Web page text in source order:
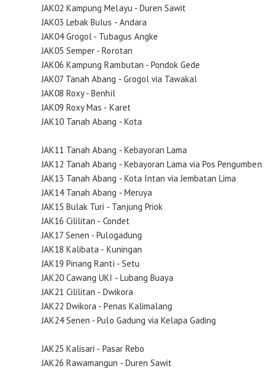
JAK02 Kampung Melayu - Duren Sawit
JAK03 Lebak Bulus - Andara
JAK04 Grogol - Tubagus Angke
JAK05 Semper - Rorotan
JAK06 Kampung Rambutan - Pondok Gede
JAK07 Tanah Abang - Grogol via Tawakal
JAK08 Roxy - Benhil
JAK09 Roxy Mas - Karet
JAK10 Tanah Abang - Kota
JAK11 Tanah Abang - Kebayoran Lama
JAK12 Tanah Abang - Kebayoran Lama via Pos Pengumben
JAK13 Tanah Abang - Kota Intan via Jembatan Lima
JAK14 Tanah Abang - Meruya
JAK15 Bulak Turi - Tanjung Priok
JAK16 Cililitan - Condet
JAK17 Senen - Pulogadung
JAK18 Kalibata - Kuningan
JAK19 Pinang Ranti - Setu
JAK20 Cawang UKI - Lubang Buaya
JAK21 Cililitan - Dwikora
JAK22 Dwikora - Penas Kalimalang
JAK24 Senen - Pulo Gadung via Kelapa Gading
JAK25 Kalisari - Pasar Rebo
JAK26 Rawamangun - Duren Sawit